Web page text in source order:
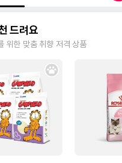
드려요
위한 맞춤 취향 저격 상품